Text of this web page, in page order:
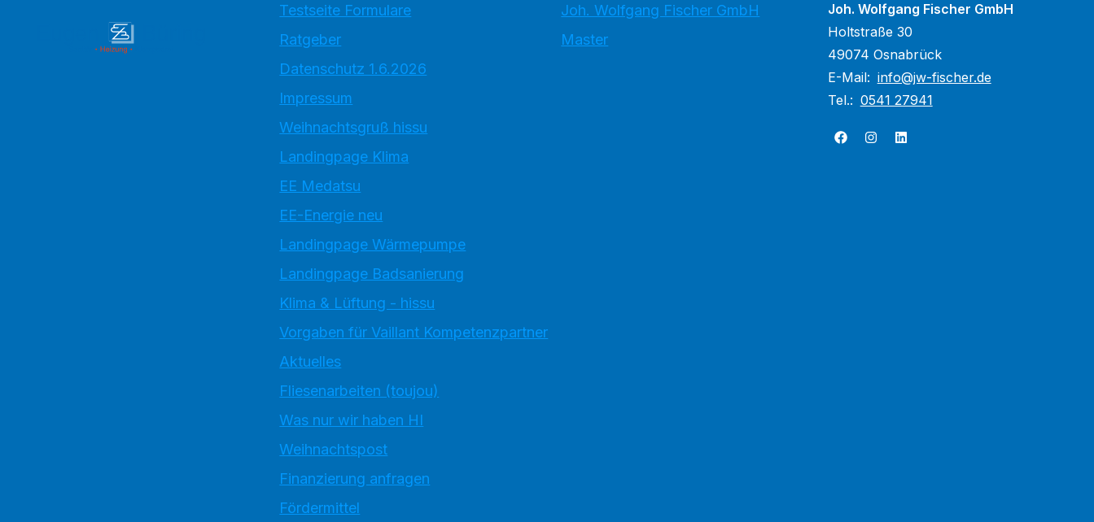
Testseite Formulare
Ratgeber
Datenschutz 1.6.2026
Impressum
Weihnachtsgruß hissu
Landingpage Klima
EE Medatsu
EE-Energie neu
Landingpage Wärmepumpe
Landingpage Badsanierung
Klima & Lüftung - hissu
Vorgaben für Vaillant Kompetenzpartner
Aktuelles
Fliesenarbeiten (toujou)
Was nur wir haben HI
Weihnachtspost
Finanzierung anfragen
Fördermittel
Joh. Wolfgang Fischer GmbH
Master
Joh. Wolfgang Fischer GmbH
Holtstraße 30
49074 Osnabrück
E-Mail: info@jw-fischer.de
Tel.: 0541 27941